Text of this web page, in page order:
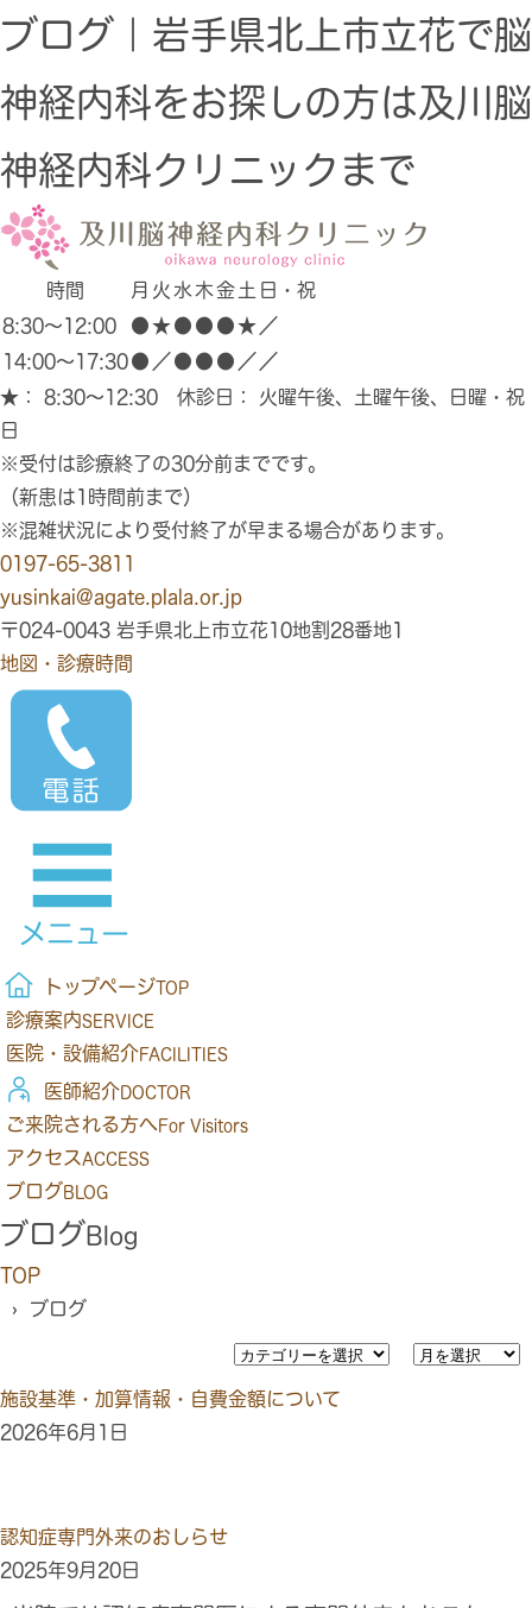
ブログ｜岩手県北上市立花で脳
神経内科をお探しの方は及川脳
神経内科クリニックまで
時間 月 火水木金土 日・祝
8:30～12:00
●★● ● ●★／
14:00～17:30● ／ ● ● ● ／ ／
★ ： 8:30～12:30 休診日： 火曜午後、土曜午後、日曜・祝
日
※受付は診療終了の30分前までです。
（新患は1時間前まで）
※混雑状況により受付終了が早まる場合があります。
0197-65-3811
yusinkai@agate.plala.or.jp
〒024-0043 岩手県北上市立花10地割28番地1
地図・診療時間
トップページTOP
診療案内SERVICE
医院・設備紹介FACILITIES
医師紹介DOCTOR
ご来院される方へFor Visitors
アクセスACCESS
ブログBLOG
ブログBlog
TOP
› ブログ
施設基準・加算情報・自費金額について
2026年6月1日
認知症専門外来のおしらせ
2025年9月20日